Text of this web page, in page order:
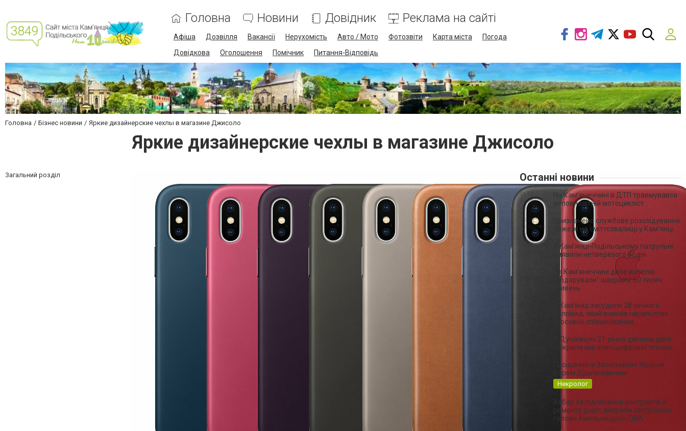
Головна Новини Довідник Реклама на сайті
Афіша Дозвілля Вакансії Нерухомість Авто / Мото Фотозвіти Карта міста
Погода
Довідкова
Оголошення Помічник Питання-Відповідь
Головна Бізнес новини Яркие дизайнерские чехлы в магазине Джисоло
Яркие дизайнерские чехлы в магазине Джисоло
Загальний розділ Останні новини
На Кам’янеччині в ДТП травмувався
неповнолітній мотоцикліст
11:49,
Вчора
Призначено службове розслідування
пожежі на сміттєзвалищі у Кам’янці
15:30,
7 серпня
У Кам’янці-Подільському патрульні
виявили нетверезого водія
15:21,
На Камʼянеччині двоє жителів
"подарували" шахраям 60 тисяч
гривень
У Камʼянці засудили 28-річного
чоловіка, який вчиняв насильство
стосовно співмешканки
У Дунаївцях 21-річна дівчина двічі
обікрала магазин цифрової техніки
Прощання із Захисником України
Ігорем Драгусевичем
Некролог
Хабар за підписання контрактів з
ремонту доріг: викрили заступника
голови Хмельницької ОВА